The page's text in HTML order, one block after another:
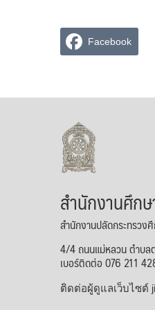
Facebook
สำนักงานศึก
สำนักงานปลัดกระทรวง
4/4 ถนนแม่หลวน ตำบล
เบอร์ติดต่อ 076 211
ติดต่อผู้ดูแลเว็บไซต์